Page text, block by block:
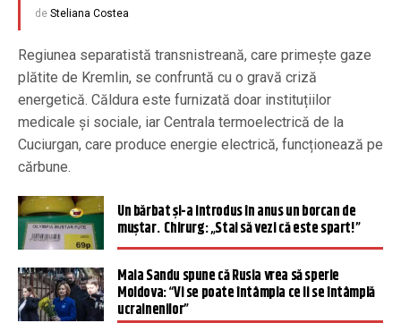
de Steliana Costea
Regiunea separatistă transnistreană, care primește gaze
plătite de Kremlin, se confruntă cu o gravă criză
energetică. Căldura este furnizată doar instituțiilor
medicale și sociale, iar Centrala termoelectrică de la
Cuciurgan, care produce energie electrică, funcționează pe
cărbune.
Un bărbat și-a introdus în anus un borcan de
muștar. Chirurg: „Stai să vezi că este spart!”
Maia Sandu spune că Rusia vrea să sperie
Moldova: “Vi se poate întâmpla ce li se întâmplă
ucrainenilor”